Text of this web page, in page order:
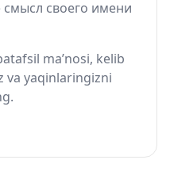
смысл своего имени
ma’nosi, kelib
va yaqinlaringizni